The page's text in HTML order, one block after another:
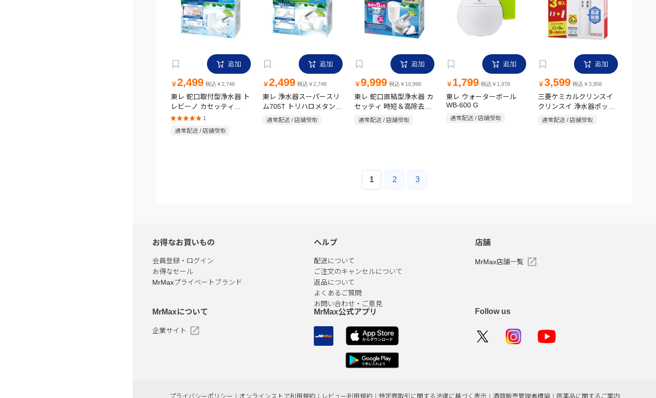
追加
￥2,499 税込￥2,748
東レ 蛇口取付型浄水器 ト
レビーノ カセッティ
MK308T
1
通常配送 / 店舗受取
追加
￥2,499 税込￥2,748
東レ 浄水器スーパースリ
ム705T トリハロメタン・
塩素・カビ臭(2-MIB)除去
通常配送 / 店舗受取
追加
￥9,999 税込￥10,998
東レ 蛇口直結型浄水器 カ
セッティ 時短＆高除去タ
イプ MK207SLX
通常配送 / 店舗受取
追加
￥ 1,799 税込￥1,978
東レ ウォーターボール
WB-600 G
通常配送 / 店舗受取
追加
￥3,599 税込￥3,958
三菱ケミカルクリンスイ
クリンスイ 浄水器ポット
型カートリッジ CPC5Z 3
通常配送 / 店舗受取
1 2 3
お得なお買いもの
会員登録・ログイン
お得なセール
MrMaxプライベートブランド
ヘルプ
配送について
ご注文のキャンセルについて
返品について
よくあるご質問
お問い合わせ・ご意見
店舗
MrMax店舗一覧
MrMaxについて
企業サイト
MrMax公式アプリ Follow us
プライバシーポリシー オンラインストア利用規約 レビュー利用規約 特定商取引に関する法律に基づく表示 酒類販売管理者標識 医薬品に関するご案内